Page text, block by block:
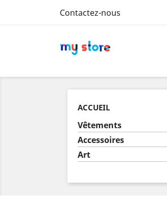
Contactez-nous
ACCUEIL
Vêtements
Accessoires
Art